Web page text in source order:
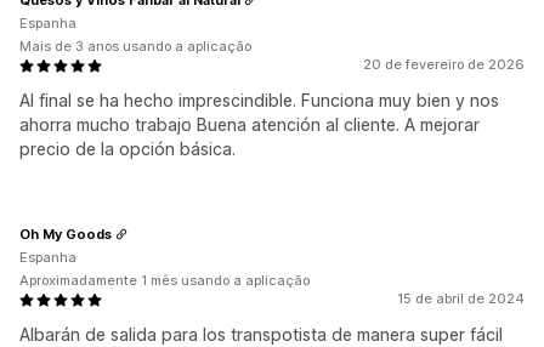
20 de fevereiro de 2026
Al final se ha hecho imprescindible. Funciona muy bien y nos
ahorra mucho trabajo Buena atención al cliente. A mejorar
precio de la opción básica.
Espanha
Mais de 3 anos usando a aplicação
15 de abril de 2024
Albarán de salida para los transpotista de manera super fácil
Oh My Goods
Espanha
Aproximadamente 1 mês usando a aplicação